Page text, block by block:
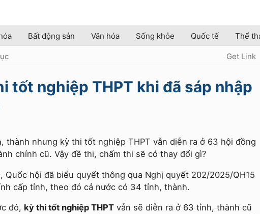
Bất động sản Văn hóa Sống khỏe Quốc tế Thể
Get Link
tốt nghiệp THPT khi đã sáp nhập
thành nhưng kỳ thi tốt nghiệp THPT vẫn diễn ra ở 63 hội đồng
chính cũ. Vậy đề thi, chấm thi sẽ có thay đổi gì?
Quốc hội đã biểu quyết thông qua Nghị quyết 202/2025/QH15
cấp tỉnh, theo đó cả nước có 34 tỉnh, thành.
đó, kỳ thi tốt nghiệp THPT vẫn sẽ diễn ra ở 63 tỉnh, thành cũ